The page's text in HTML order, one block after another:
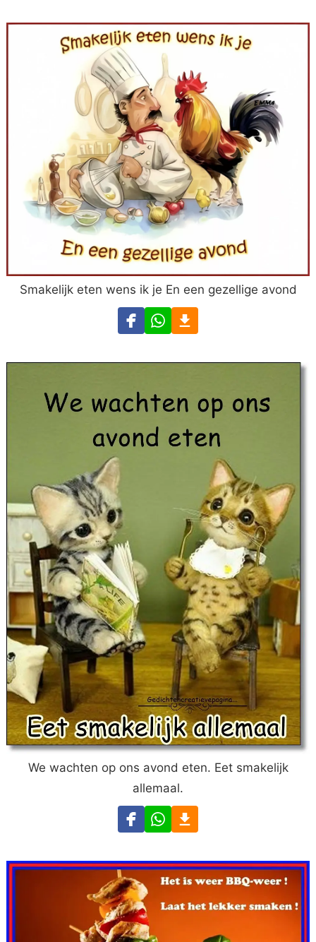
Smakelijk eten wens ik je En een gezellige avond
We wachten op ons avond eten. Eet smakelijk
allemaal.